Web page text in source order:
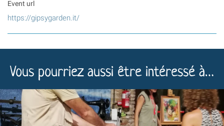
Event url
https://gipsygarden.it/
Vous pourriez aussi être intéressé à…